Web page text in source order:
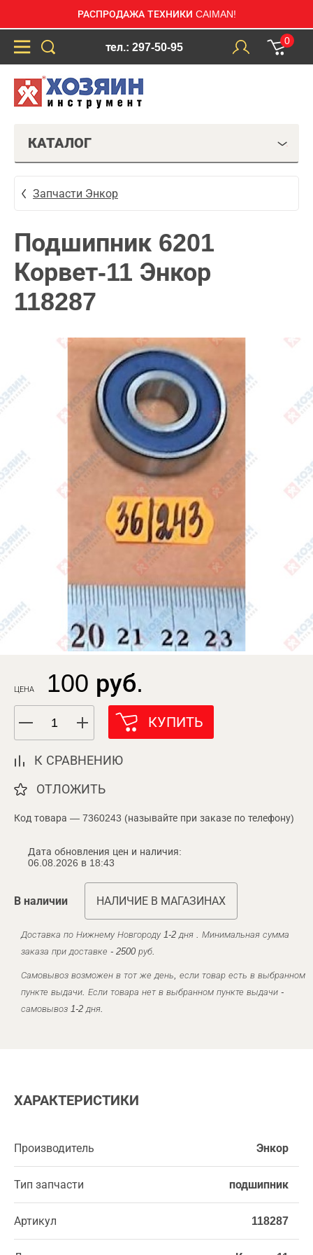
РАСПРОДАЖА ТЕХНИКИ CAIMAN!
тел.: 297-50-95
0
КАТАЛОГ
Запчасти Энкор
Подшипник 6201
Корвет-11 Энкор
118287
ЦЕНА 100 руб.
КУПИТЬ
К СРАВНЕНИЮ
ОТЛОЖИТЬ
Код товара — 7360243 (называйте при заказе по телефону)
Дата обновления цен и наличия:
06.08.2026 в 18:43
В наличии НАЛИЧИЕ В МАГАЗИНАХ
Доставка по Нижнему Новгороду 1-2 дня . Минимальная сумма
заказа при доставке - 2500 руб.
Самовывоз возможен в тот же день, если товар есть в выбранном
пункте выдачи. Если товара нет в выбранном пункте выдачи -
самовывоз 1-2 дня.
ХАРАКТЕРИСТИКИ
Производитель Энкор
Тип запчасти подшипник
Артикул 118287